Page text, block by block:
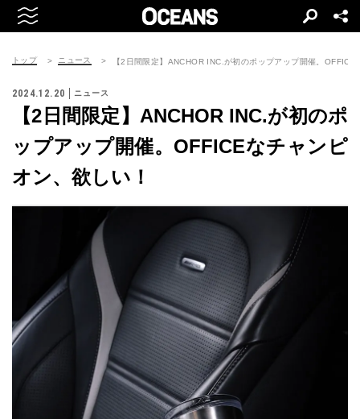
トップ ニュース 【2日間限定】ANCHOR INC.が初のポップアップ開催。
2024.12.20 ニュース
【2日間限定】ANCHOR INC.が初のポ
ップアップ開催。OFFICEなチャンピ
オン、欲しい！